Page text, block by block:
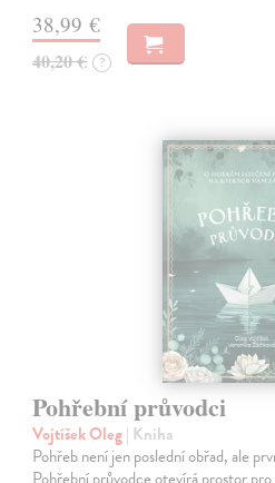
38,99 €
40,20 € ?
Pohřební průvodci
Vojtíšek Oleg| Kniha
Pohřeb není jen poslední obřad, ale